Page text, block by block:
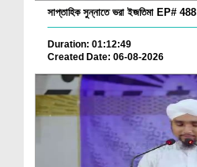
সাপ্তাহিক সুন্নাতে ভরা ইজতিমা EP# 488
Duration: 01:12:49
Created Date: 06-08-2026